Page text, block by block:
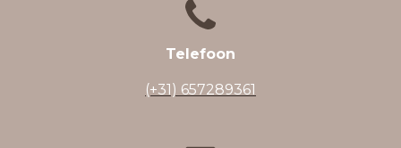
Telefoon
(+31) 657289361